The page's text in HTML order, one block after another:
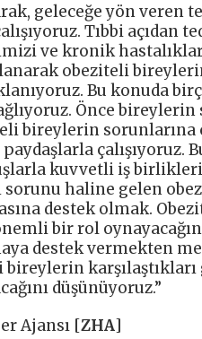
geleceğe yön veren
Tıbbi açıdan
ve kronik hastalıklar
obeziteli
Bu konuda
Önce bireylerin
bireylerin
çalışıyoruz.
kuvvetli iş birlikleri
sorunu haline gelen
destek olmak.
bir rol
destek vermekten
bireylerin
düşünüyoruz.”
Ajansı [ZHA]